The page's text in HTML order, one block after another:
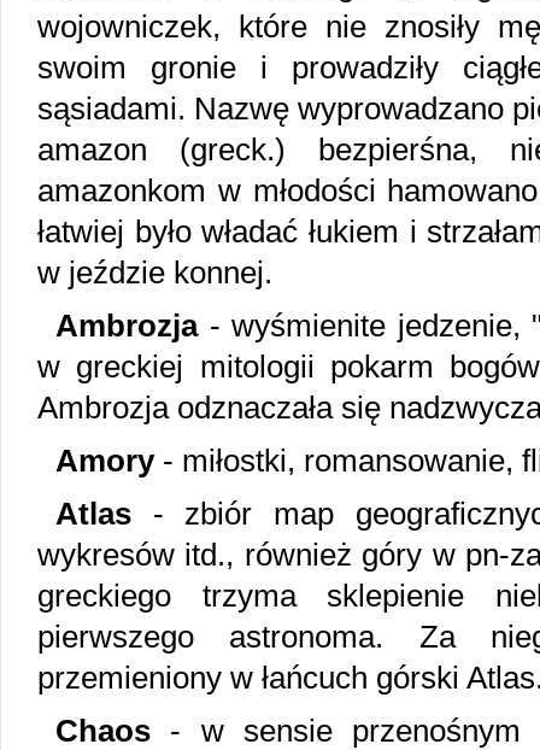
wojowniczek, które nie znosiły
swoim gronie i prowadziły
sąsiadami. Nazwę wyprowadzano
amazon (greck.) bezpierśna,
amazonkom w młodości
łatwiej było władać łukiem i
w jeździe konnej.
Ambrozja- wyśmienite jedzenie,
w greckiej mitologii pokarm
Ambrozja odznaczała się
Amory- miłostki, romansowanie,
Atlas - zbiór map
wykresów itd., również góry w pn-
greckiego trzyma sklepienie
pierwszego astronoma. Za
przemieniony w łańcuch górski
Chaos - w sensie przenośnym